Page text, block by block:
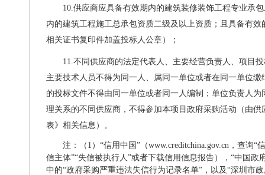
10.供应商应具备有效期内的建筑装修装饰工程专业承
内的建筑工程施工总承包资质二级及以上资质；
且具备有效
相关证书复印件加盖投标人公章）
；
11.不同供应商的法定代表人、主要经营负责人、项目
主要技术人员不得为同一人、属同一单位或者在同一单位
的投标文件不得由同一单位或者同一人编制；单位负责人
理关系的不同供应商，不得参加本项目政府采购活动（由
表》相关信息） 。
注：（ 1）“信用中国”（www.creditchina.gov.cn，查询“
信主体”“失信被执行人”或者下载信用信息报告），“中国政
中的“政府采购严重违法失信行为记录名单”，以及“深圳市